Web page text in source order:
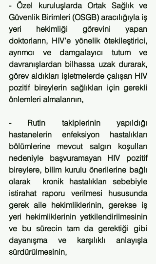
- Özel kuruluşlarda Ortak Sağlık ve
Güvenlik Birimleri (OSGB) aracılığıyla iş
yeri hekimliği görevini yapan
doktorların, HIV’e yönelik ötekileştirici,
ayrımcı ve damgalayıcı tutum ve
davranışlardan bilhassa uzak durarak,
görev aldıkları işletmelerde çalışan HIV
pozitif bireylerin sağlıkları için gerekli
önlemleri almalarının,
- Rutin takiplerinin yapıldığı
hastanelerin enfeksiyon hastalıkları
bölümlerine mevcut salgın koşulları
nedeniyle başvuramayan HIV pozitif
bireylere, bilim kurulu önerilerine bağlı
olarak  kronik hastalıkları sebebiyle
istirahat raporu verilmesi hususunda
gerek aile hekimliklerinin, gerekse iş
yeri hekimliklerinin yetkilendirilmesinin
ve bu sürecin tam da gerektiği gibi
dayanışma ve karşılıklı anlayışla
sürdürülmesinin,